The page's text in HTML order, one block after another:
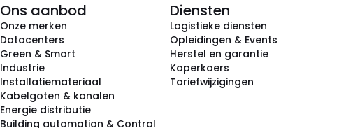
Ons aanbod
Onze merken
Datacenters
Green & Smart
Industrie
Installatiemateriaal
Kabelgoten & kanalen
Energie distributie
Building automation & Control
Diensten
Logistieke diensten
Opleidingen & Events
Herstel en garantie
Koperkoers
Tariefwijzigingen